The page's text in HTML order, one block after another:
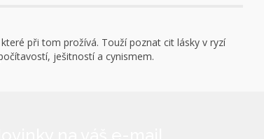
při tom prožívá. Touží poznat cit lásky v ryzí
ješitností a cynismem.